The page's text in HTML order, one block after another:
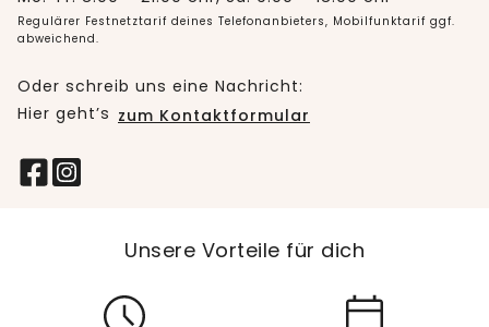
Regulärer Festnetztarif deines Telefonanbieters, Mobilfunktarif ggf.
abweichend.
Oder schreib uns eine Nachricht:
Hier geht’s zum Kontaktformular
Unsere Vorteile für dich